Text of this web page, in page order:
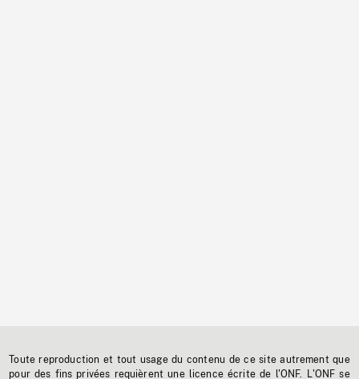
Toute reproduction et tout usage du contenu de ce site autrement que
pour des fins privées requièrent une licence écrite de l'ONF. L'ONF se